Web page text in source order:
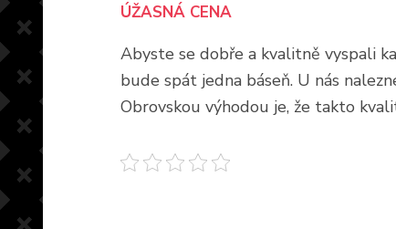
ÚŽASNÁ CENA
Abyste se dobře a kvalitně vyspali
bude spát jedna báseň. U nás
Obrovskou výhodou je, že takto